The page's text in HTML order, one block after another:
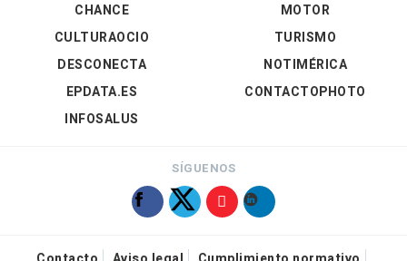
CHANCE
CULTURAOCIO
DESCONECTA
EPDATA.ES
INFOSALUS
MOTOR
TURISMO
NOTIMÉRICA
CONTACTOPHOTO
SÍGUENOS